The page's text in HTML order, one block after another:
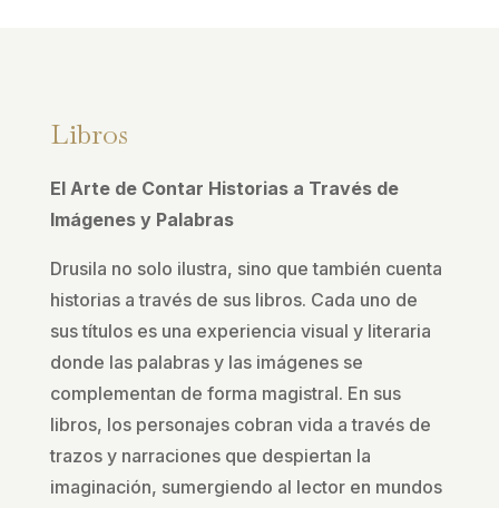
Libros
El Arte de Contar Historias a Través de
Imágenes y Palabras
Drusila no solo ilustra, sino que también cuenta
historias a través de sus libros. Cada uno de
sus títulos es una experiencia visual y literaria
donde las palabras y las imágenes se
complementan de forma magistral. En sus
libros, los personajes cobran vida a través de
trazos y narraciones que despiertan la
imaginación, sumergiendo al lector en mundos